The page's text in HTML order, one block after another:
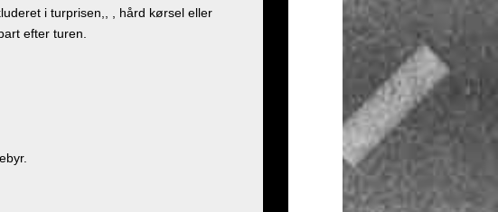
i turprisen,, , hård kørsel eller
efter turen.